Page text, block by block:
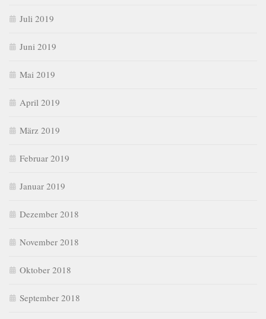
Juli 2019
Juni 2019
Mai 2019
April 2019
März 2019
Februar 2019
Januar 2019
Dezember 2018
November 2018
Oktober 2018
September 2018